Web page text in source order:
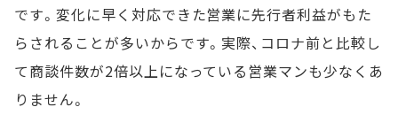
です。変化に早く対応できた営業に先行者利益がもた
らされることが多いからです。実際、コロナ前と比較し
て商談件数が2倍以上になっている営業マンも少なくあ
りません。